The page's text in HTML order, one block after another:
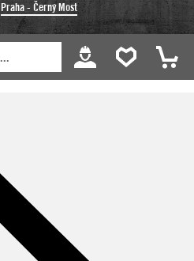
Praha - Černý Most